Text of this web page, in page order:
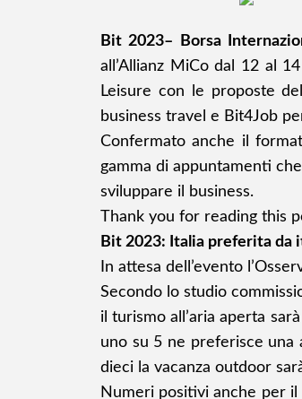
Bit 2023– Borsa
all’Allianz MiCodal 12 al
Leisure con le proposte
business travel e Bit4Job
Confermato anche il
gamma di appuntamenti
sviluppare il business.
Thank you for reading this
Bit 2023: Italia preferita da
In attesa dell’evento
Secondo lo studio
il turismo all’aria aperta
uno su 5 ne preferisce una
dieci la vacanza outdoor
Numeri positivi anche per il